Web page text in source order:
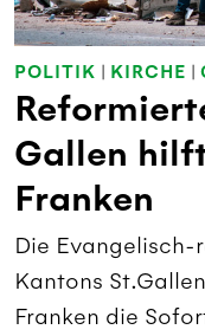
POLITIK | KIRCHE |
Gallen
Franken
Die
Kantons
Franken die